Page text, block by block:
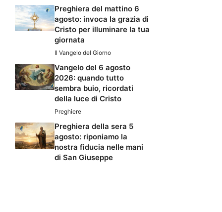
Preghiera del mattino 6
agosto: invoca la grazia di
Cristo per illuminare la tua
giornata
Il Vangelo del Giorno
Vangelo del 6 agosto
2026: quando tutto
sembra buio, ricordati
della luce di Cristo
Preghiere
Preghiera della sera 5
agosto: riponiamo la
nostra fiducia nelle mani
di San Giuseppe